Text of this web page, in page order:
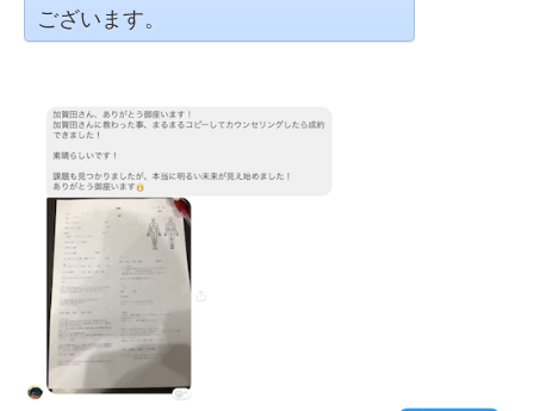
ございます。